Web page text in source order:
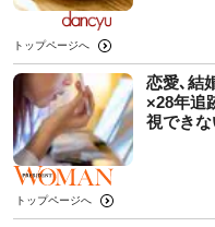
トップページへ
恋愛､結
×28年追
視でき
トップページへ